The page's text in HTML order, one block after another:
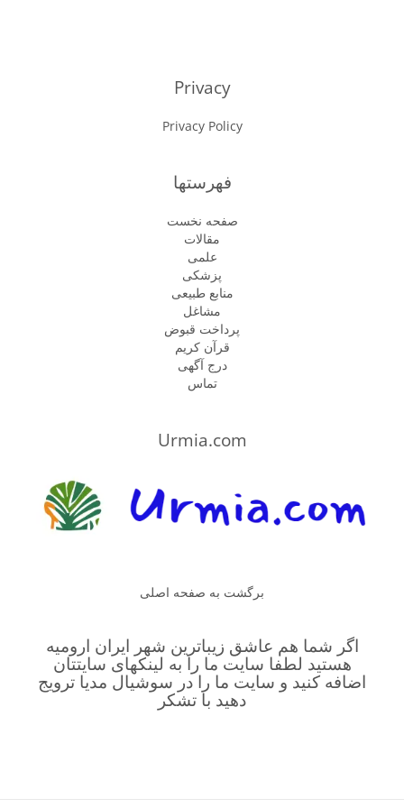
Privacy
Privacy Policy
فهرستها
صفحه نخست
مقالات
علمی
پزشكى
منابع طبیعی
مشاغل
پرداخت قبوض
قرآن کریم
درج آگهی
تماس
Urmia.com
برگشت به صفحه اصلی
اگر شما هم عاشق زیباترین شهر ایران ارومیه
هستید لطفا سایت ما را به لینکهای سایتتان
اضافه کنید و سایت ما را در سوشیال مدیا ترویج
دهید با تشکر